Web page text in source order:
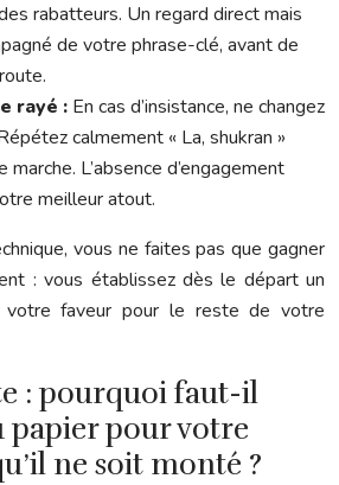
rabatteurs. Un regard direct mais
de votre phrase-clé, avant de
rayé : En cas d’insistance, ne changez
calmement « La, shukran »
L’absence d’engagement
meilleur atout.
vous ne faites pas que gagner
: vous établissez dès le départ un
faveur pour le reste de votre
: pourquoi faut-il
papier pour votre
ne soit monté ?